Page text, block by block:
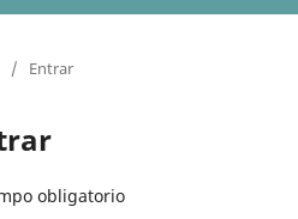
/ Entrar
obligatorio